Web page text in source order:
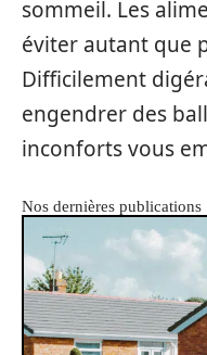
sommeil. Les
éviter autant que
Difficilement
engendrer des
inconforts vous
Nos dernières publications